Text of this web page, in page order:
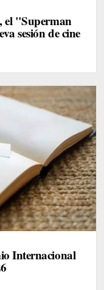
el "Superman
sesión de cine
Internacional